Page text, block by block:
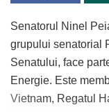
Senatorul Ninel
grupului senatorial
Senatului, face
Energie. Este
Vietnam, Regatul